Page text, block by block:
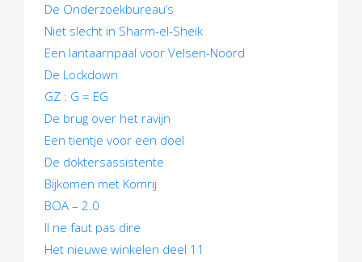
De Onderzoekbureau’s
Niet slecht in Sharm-el-Sheik
Een lantaarnpaal voor Velsen-Noord
De Lockdown
GZ : G = EG
De brug over het ravijn
Een tientje voor een doel
De doktersassistente
Bijkomen met Komrij
BOA – 2.0
Il ne faut pas dire
Het nieuwe winkelen deel 11